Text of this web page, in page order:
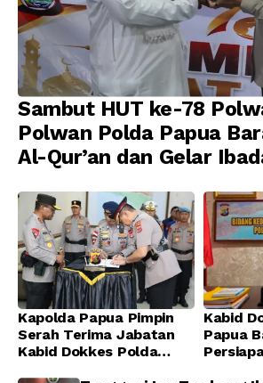
Sambut HUT ke-78
Polwan Polda Papua
Al-Qur’an dan Gelar
Kapolda Papua Pimpin
Serah Terima Jabatan
Kabid Dokkes Polda
Kabid
Papua